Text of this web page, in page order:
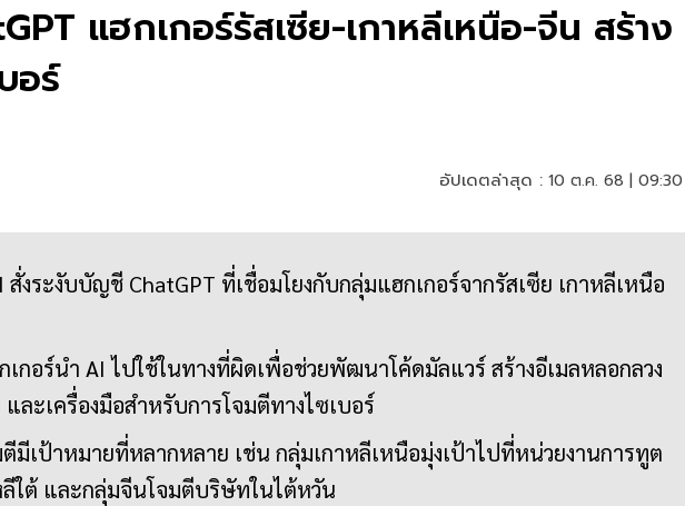
แฮกเกอร์รัสเซีย-เกาหลีเหนือ-จีน สร้าง
อร์
อัปเดตล่าสุด : 10 ต.ค. 68 |
สั่งระงับบัญชี ChatGPT ที่เชื่อมโยงกับกลุ่มแฮกเกอร์จากรัสเซีย เกาหลีเหนือ
เกอร์นำ AI ไปใช้ในทางที่ผิดเพื่อช่วยพัฒนาโค้ดมัลแวร์ สร้างอีเมลหลอกลวง
ละเครื่องมือสำหรับการโจมตีทางไซเบอร์
ตีมีเป้าหมายที่หลากหลาย เช่น กลุ่มเกาหลีเหนือมุ่งเป้าไปที่หน่วยงานการทูต
ลีใต้ และกลุ่มจีนโจมตีบริษัทในไต้หวัน